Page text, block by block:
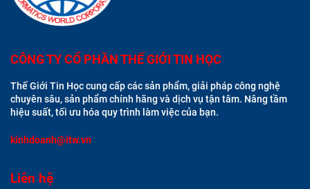
CÔNG TY CỔ PHẦN THẾ GIỚI TIN HỌC
Thế Giới Tin Học cung cấp các sản phẩm, giải pháp công nghệ
chuyên sâu, sản phẩm chính hãng và dịch vụ tận tâm. Nâng tầm
hiệu suất, tối ưu hóa quy trình làm việc của bạn.
kinhdoanh@itw.vn
Liên hệ